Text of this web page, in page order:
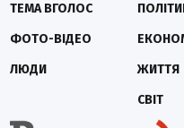
ТЕМА ВГОЛОС
ФОТО-ВІДЕО
ЛЮДИ
ЖИТТЯ
СВІТ